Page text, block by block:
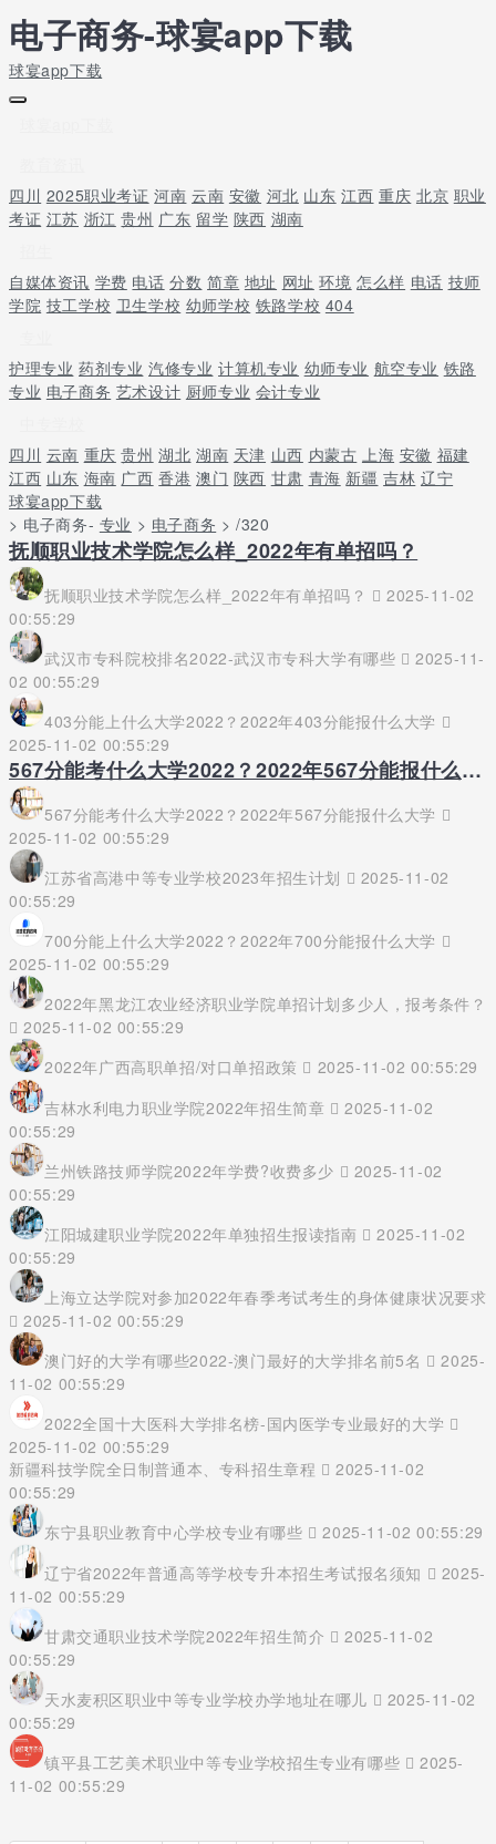
电子商务-球宴app下载
球宴app下载
四川 2025职业考证 河南 云南 安徽 河北 山东 江西 重庆 北京 职业
考证 江苏 浙江 贵州 广东 留学 陕西 湖南
自媒体资讯 学费 电话 分数 简章 地址 网址 环境 怎么样 电话 技师
学院 技工学校 卫生学校 幼师学校 铁路学校 404
护理专业 药剂专业 汽修专业 计算机专业 幼师专业 航空专业 铁路
专业 电子商务 艺术设计 厨师专业 会计专业
四川 云南 重庆 贵州 湖北 湖南 天津 山西 内蒙古 上海 安徽 福建
江西 山东 海南 广西 香港 澳门 陕西 甘肃 青海 新疆 吉林 辽宁
球宴app下载
> 电子商务- 专业 > 电子商务 > /320
抚顺职业技术学院怎么样_2022年有单招吗？
抚顺职业技术学院怎么样_2022年有单招吗？
2025-11-02
00:55:29
武汉市专科院校排名2022-武汉市专科大学有哪些
2025-11-
02 00:55:29
403分能上什么大学2022？2022年403分能报什么大学
2025-11-02 00:55:29
567分能考什么大学2022？2022年567分能报什么大学
567分能考什么大学2022？2022年567分能报什么大学
2025-11-02 00:55:29
江苏省高港中等专业学校2023年招生计划
2025-11-02
00:55:29
700分能上什么大学2022？2022年700分能报什么大学
2025-11-02 00:55:29
2022年黑龙江农业经济职业学院单招计划多少人，报考条件？
2025-11-02 00:55:29
2022年广西高职单招/对口单招政策
2025-11-02 00:55:29
吉林水利电力职业学院2022年招生简章
2025-11-02
00:55:29
兰州铁路技师学院2022年学费?收费多少
2025-11-02
00:55:29
江阳城建职业学院2022年单独招生报读指南
2025-11-02
00:55:29
上海立达学院对参加2022年春季考试考生的身体健康状况要求
2025-11-02 00:55:29
澳门好的大学有哪些2022-澳门最好的大学排名前5名
2025-
11-02 00:55:29
2022全国十大医科大学排名榜-国内医学专业最好的大学
2025-11-02 00:55:29
新疆科技学院全日制普通本、专科招生章程
2025-11-02
00:55:29
东宁县职业教育中心学校专业有哪些
2025-11-02 00:55:29
辽宁省2022年普通高等学校专升本招生考试报名须知
2025-
11-02 00:55:29
甘肃交通职业技术学院2022年招生简介
2025-11-02
00:55:29
天水麦积区职业中等专业学校办学地址在哪儿
2025-11-02
00:55:29
镇平县工艺美术职业中等专业学校招生专业有哪些
2025-
11-02 00:55:29